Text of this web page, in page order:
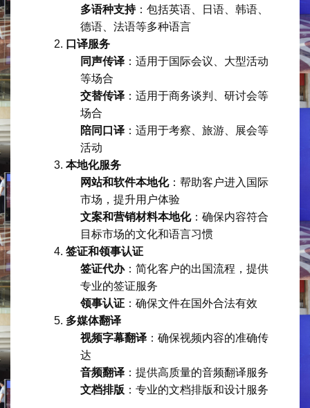
多语种支持：包括英语、日语、韩语、
德语、法语等多种语言
口译服务
同声传译 ：适用于国际会议、大型活动
等场合
交替传译 ：适用于商务谈判、研讨会等
场合
陪同口译 ：适用于考察、旅游、展会等
活动
本地化服务
网站和软件本地化：帮助客户进入国际
市场，提升用户体验
文案和营销材料本地化：确保内容符合
目标市场的文化和语言习惯
签证和领事认证
签证代办：简化客户的出国流程，提供
专业的签证服务
领事认证 ：确保文件在国外合法有效
多媒体翻译
视频字幕翻译 ：确保视频内容的准确传
达
音频翻译 ：提供高质量的音频翻译服务
文档排版 ：专业的文档排版和设计服务